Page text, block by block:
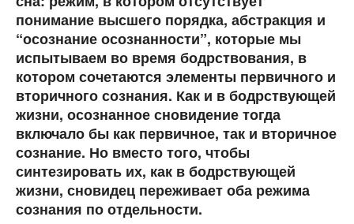
понимание высшего порядка, абстракция и
“осознание осознанности”, которые мы
испытываем во время бодрствования, в
котором сочетаются элементы первичного и
вторичного сознания. Как и в бодрствующей
жизни, осознанное сновидение тогда
включало бы как первичное, так и вторичное
сознание. Но вместо того, чтобы
синтезировать их, как в бодрствующей
жизни, сновидец переживает оба режима
сознания по отдельности.